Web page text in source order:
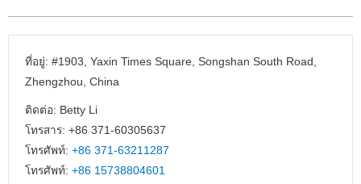
ที่อยู่: #1903, Yaxin Times Square, Songshan South Road,
Zhengzhou, China
ติดต่อ: Betty Li
โทรสาร: +86 371-60305637
โทรศัพท์: +86 371-63211287
โทรศัพท์: +86 15738804601